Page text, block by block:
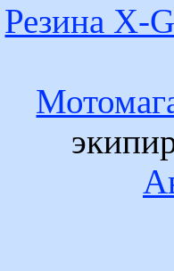
Резина X-